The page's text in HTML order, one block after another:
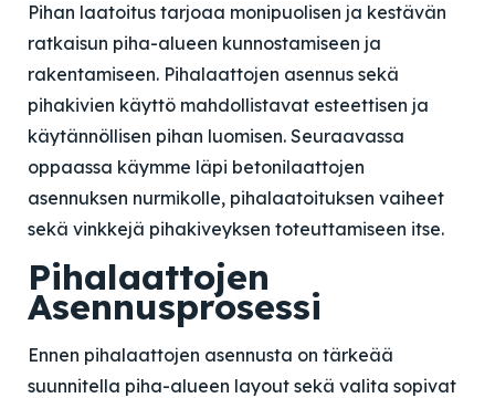
Pihan laatoitus tarjoaa monipuolisen ja kestävän
ratkaisun piha-alueen kunnostamiseen ja
rakentamiseen. Pihalaattojen asennus sekä
pihakivien käyttö mahdollistavat esteettisen ja
käytännöllisen pihan luomisen. Seuraavassa
oppaassa käymme läpi betonilaattojen
asennuksen nurmikolle, pihalaatoituksen vaiheet
sekä vinkkejä pihakiveyksen toteuttamiseen itse.
Pihalaattojen
Asennusprosessi
Ennen pihalaattojen asennusta on tärkeää
suunnitella piha-alueen layout sekä valita sopivat